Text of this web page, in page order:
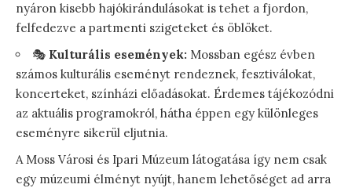
nyáron kisebb hajókirándulásokat is tehet a fjordon,
felfedezve a partmenti szigeteket és öblöket.
🎭 Kulturális események: Mossban egész évben
számos kulturális eseményt rendeznek, fesztiválokat,
koncerteket, színházi előadásokat. Érdemes tájékozódni
az aktuális programokról, hátha éppen egy különleges
eseményre sikerül eljutnia.
A Moss Városi és Ipari Múzeum látogatása így nem csak
egy múzeumi élményt nyújt, hanem lehetőséget ad arra